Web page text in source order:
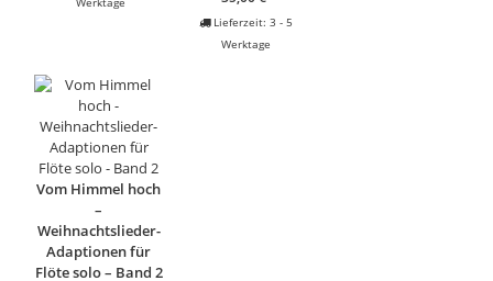
Lieferzeit: 3 - 5
Werktage
Vom Himmel hoch
–
Weihnachtslieder-
Adaptionen für
Flöte solo – Band 2